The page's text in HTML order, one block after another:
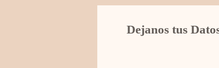
Dejanos tus